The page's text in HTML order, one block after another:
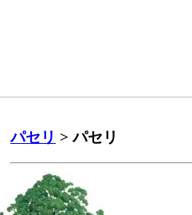
パセリ > パセリ